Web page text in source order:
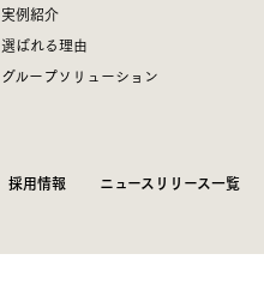
実例紹介
選ばれる理由
グループソリューション
採用情報 ニュースリリース一覧